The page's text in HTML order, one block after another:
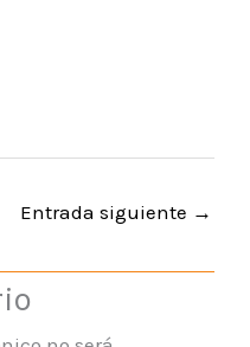
Entrada siguiente →